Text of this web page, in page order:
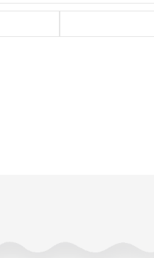
internetowa